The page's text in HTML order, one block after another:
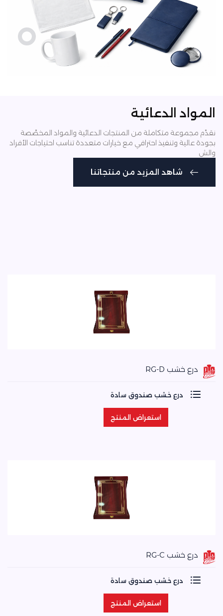
المواد الدعائية
نقدّم مجموعة متكاملة من المنتجات الدعائية والمواد المخصّصة
بجودة عالية وتنفيذ احترافي مع خيارات متعددة تناسب احتياجات الأفراد
والش
شاهد المزيد من منتجاتنا
درع خشب RG-D
درع خشب صندوق سادة
استعراض المنتج
استعراض المنتج
درع خشب RG-C
درع خشب صندوق سادة
استعراض المنتج
استعراض المنتج